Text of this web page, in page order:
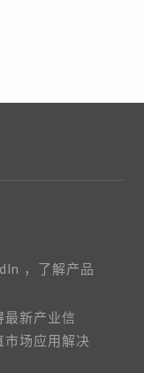
，了解产品
最新产业信
市场应用解决